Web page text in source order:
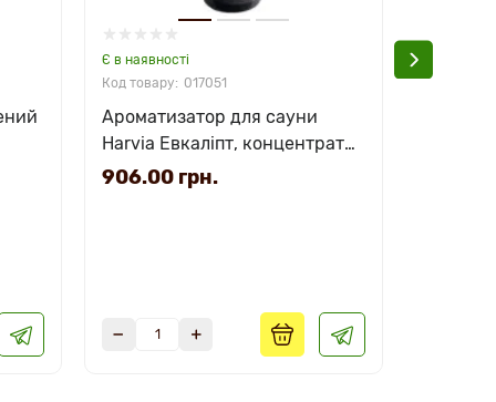
Є в наявності
017051
Ароматизатор для сауни
Harvia Евкаліпт, концентрат
400 мл
906.00 грн.